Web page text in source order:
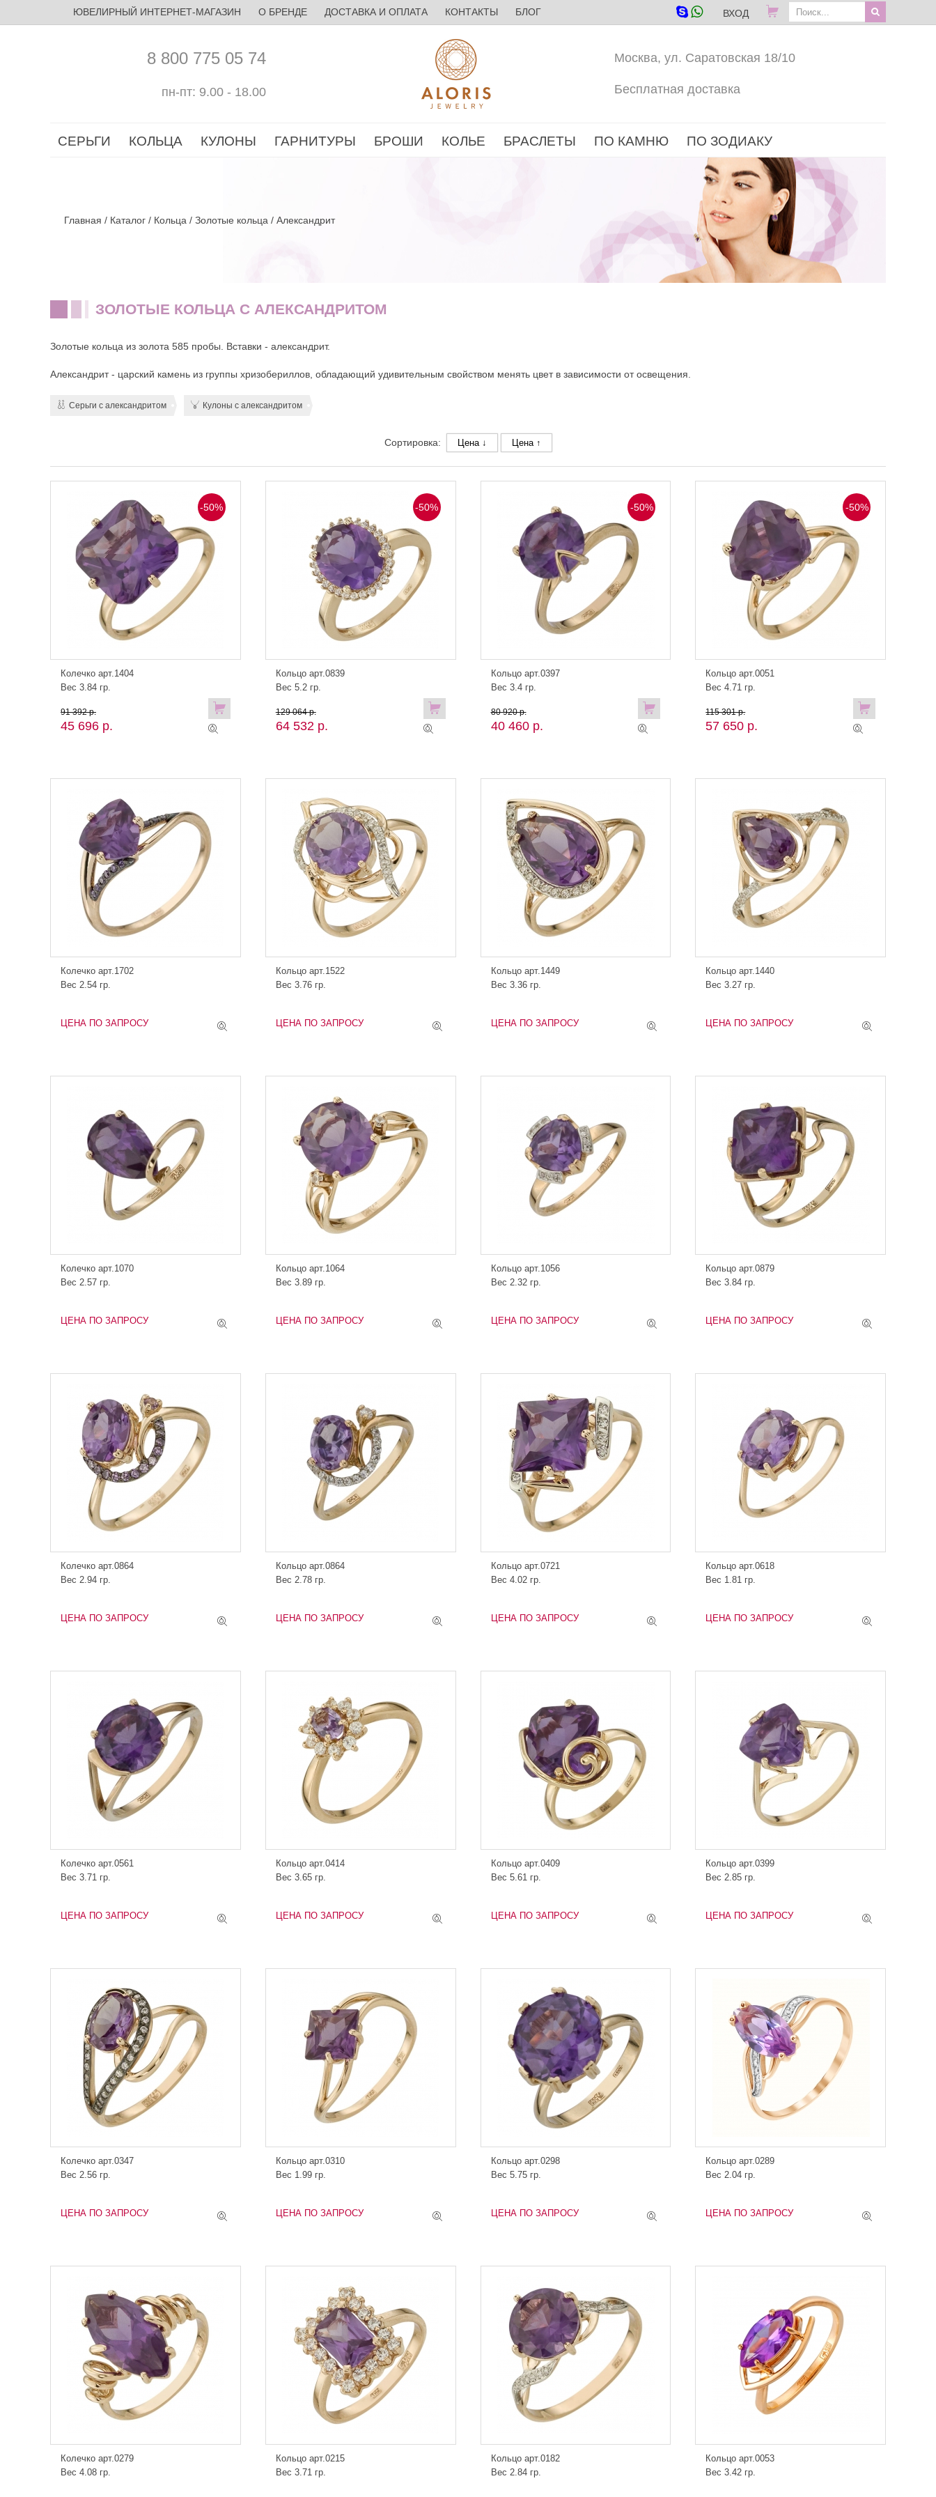
ЮВЕЛИРНЫЙ ИНТЕРНЕТ-МАГАЗИН О БРЕНДЕ ДОСТАВКА И ОПЛАТА КОНТАКТЫ БЛОГ ВХОД
8 800 775 05 74
пн-пт: 9.00 - 18.00
Москва, ул. Саратовская 18/10
Бесплатная доставка
СЕРЬГИ КОЛЬЦА КУЛОНЫ ГАРНИТУРЫ БРОШИ КОЛЬЕ БРАСЛЕТЫ ПО КАМНЮ ПО ЗОДИАКУ
Главная / Каталог / Кольца / Золотые кольца / Александрит
ЗОЛОТЫЕ КОЛЬЦА С АЛЕКСАНДРИТОМ
Золотые кольца из золота 585 пробы. Вставки - александрит.
Александрит - царский камень из группы хризобериллов, обладающий удивительным свойством менять цвет в зависимости от освещения.
Серьги с александритом Кулоны с александритом
Сортировка: Цена ↓ Цена ↑
-50%
Колечко арт.1404
Вес 3.84 гр.
45 696 р.
91 392 р.
-50%
Кольцо арт.0839
Вес 5.2 гр.
64 532 р.
129 064 р.
-50%
Кольцо арт.0397
Вес 3.4 гр.
40 460 р.
80 920 р.
-50%
Кольцо арт.0051
Вес 4.71 гр.
57 650 р.
115 301 р.
Колечко арт.1702
Вес 2.54 гр.
ЦЕНА ПО ЗАПРОСУ
Кольцо арт.1522
Вес 3.76 гр.
ЦЕНА ПО ЗАПРОСУ
Кольцо арт.1449
Вес 3.36 гр.
ЦЕНА ПО ЗАПРОСУ
Кольцо арт.1440
Вес 3.27 гр.
ЦЕНА ПО ЗАПРОСУ
Колечко арт.1070
Вес 2.57 гр.
ЦЕНА ПО ЗАПРОСУ
Кольцо арт.1064
Вес 3.89 гр.
ЦЕНА ПО ЗАПРОСУ
Кольцо арт.1056
Вес 2.32 гр.
ЦЕНА ПО ЗАПРОСУ
Кольцо арт.0879
Вес 3.84 гр.
ЦЕНА ПО ЗАПРОСУ
Колечко арт.0864
Вес 2.94 гр.
ЦЕНА ПО ЗАПРОСУ
Кольцо арт.0864
Вес 2.78 гр.
ЦЕНА ПО ЗАПРОСУ
Кольцо арт.0721
Вес 4.02 гр.
ЦЕНА ПО ЗАПРОСУ
Кольцо арт.0618
Вес 1.81 гр.
ЦЕНА ПО ЗАПРОСУ
Колечко арт.0561
Вес 3.71 гр.
ЦЕНА ПО ЗАПРОСУ
Кольцо арт.0414
Вес 3.65 гр.
ЦЕНА ПО ЗАПРОСУ
Кольцо арт.0409
Вес 5.61 гр.
ЦЕНА ПО ЗАПРОСУ
Кольцо арт.0399
Вес 2.85 гр.
ЦЕНА ПО ЗАПРОСУ
Колечко арт.0347
Вес 2.56 гр.
ЦЕНА ПО ЗАПРОСУ
Кольцо арт.0310
Вес 1.99 гр.
ЦЕНА ПО ЗАПРОСУ
Кольцо арт.0298
Вес 5.75 гр.
ЦЕНА ПО ЗАПРОСУ
Кольцо арт.0289
Вес 2.04 гр.
ЦЕНА ПО ЗАПРОСУ
Колечко арт.0279
Вес 4.08 гр.
Кольцо арт.0215
Вес 3.71 гр.
Кольцо арт.0182
Вес 2.84 гр.
Кольцо арт.0053
Вес 3.42 гр.